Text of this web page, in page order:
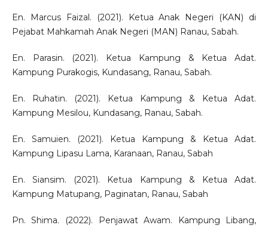
En. Marcus Faizal. (2021). Ketua Anak Negeri (KAN) di
Pejabat Mahkamah Anak Negeri (MAN) Ranau, Sabah.
En. Parasin. (2021). Ketua Kampung & Ketua Adat.
Kampung Purakogis, Kundasang, Ranau, Sabah.
En. Ruhatin. (2021). Ketua Kampung & Ketua Adat.
Kampung Mesilou, Kundasang, Ranau, Sabah.
En. Samuien. (2021). Ketua Kampung & Ketua Adat.
Kampung Lipasu Lama, Karanaan, Ranau, Sabah
En. Siansim. (2021). Ketua Kampung & Ketua Adat.
Kampung Matupang, Paginatan, Ranau, Sabah
Pn. Shima. (2022). Penjawat Awam. Kampung Libang,